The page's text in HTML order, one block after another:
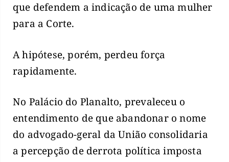
que defendem a indicação de uma mulher
para a Corte.
A hipótese, porém, perdeu força
rapidamente.
No Palácio do Planalto, prevaleceu o
entendimento de que abandonar o nome
do advogado-geral da União consolidaria
a percepção de derrota política imposta